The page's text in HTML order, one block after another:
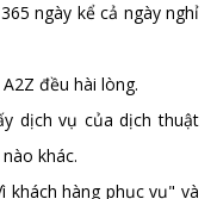
ngày kể cả ngày nghỉ
đều hài lòng.
dịch vụ của dịch thuật
khác.
khách hàng phục vụ" và